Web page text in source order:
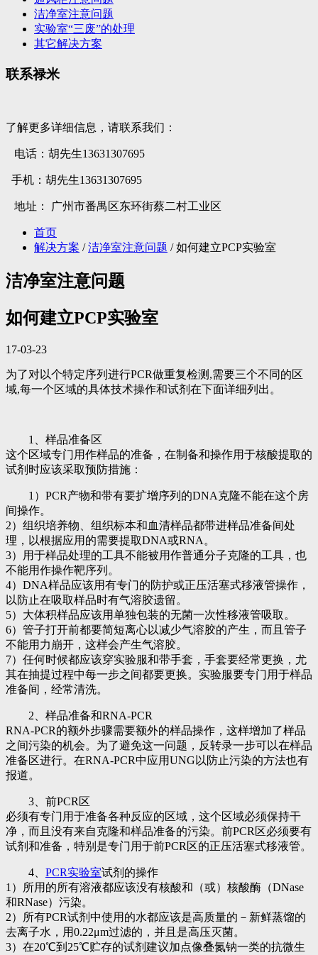
洁净室注意问题
实验室“三废”的处理
其它解决方案
联系禄米
了解更多详细信息，请联系我们：
电话：胡先生13631307695
手机：胡先生13631307695
地址： 广州市番禺区东环街蔡二村工业区
首页
解决方案 /洁净室注意问题 / 如何建立PCP实验室
洁净室注意问题
如何建立PCP实验室
17-03-23
为了对以个特定序列进行PCR做重复检测,需要三个不同的区
域,每一个区域的具体技术操作和试剂在下面详细列出。
1、样品准备区
这个区域专门用作样品的准备，在制备和操作用于核酸提取的
试剂时应该采取预防措施：
1）PCR产物和带有要扩增序列的DNA克隆不能在这个房
间操作。
2）组织培养物、组织标本和血清样品都带进样品准备间处
理，以根据应用的需要提取DNA或RNA。
3）用于样品处理的工具不能被用作普通分子克隆的工具，也
不能用作操作靶序列。
4）DNA样品应该用有专门的防护或正压活塞式移液管操作，
以防止在吸取样品时有气溶胶遗留。
5）大体积样品应该用单独包装的无菌一次性移液管吸取。
6）管子打开前都要简短离心以减少气溶胶的产生，而且管子
不能用力崩开，这样会产生气溶胶。
7）任何时候都应该穿实验服和带手套，手套要经常更换，尤
其在抽提过程中每一步之间都要更换。实验服要专门用于样品
准备间，经常清洗。
2、样品准备和RNA-PCR
RNA-PCR的额外步骤需要额外的样品操作，这样增加了样品
之间污染的机会。为了避免这一问题，反转录一步可以在样品
准备区进行。在RNA-PCR中应用UNG以防止污染的方法也有
报道。
3、前PCR区
必须有专门用于准备各种反应的区域，这个区域必须保持干
净，而且没有来自克隆和样品准备的污染。前PCR区必须要有
试剂和准备，特别是专门用于前PCR区的正压活塞式移液管。
4、 PCR实验室试剂的操作
1）所用的所有溶液都应该没有核酸和（或）核酸酶（DNase
和RNase）污染。
2）所有PCR试剂中使用的水都应该是高质量的－新鲜蒸馏的
去离子水，用0.22μm过滤的，并且是高压灭菌。
3）在20℃到25℃贮存的试剂建议加点像叠氮钠一类的抗微生